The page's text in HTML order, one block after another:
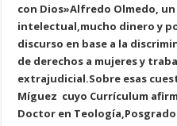
con Dios»Alfredo Olmedo,
intelectual,mucho dinero y
discurso en base a la
de derechos a mujeres y
extrajudicial.Sobre esas
Míguez cuyo Currículum
Doctor en